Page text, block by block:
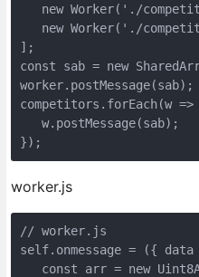
new Worker('./
new Worker('./
];
const sab = new
worker.postMessage(sab);
competitors.forEach(w
   w.postMessage(sab);
});
worker.js
// worker.js
self.onmessage = ({
const arr = new